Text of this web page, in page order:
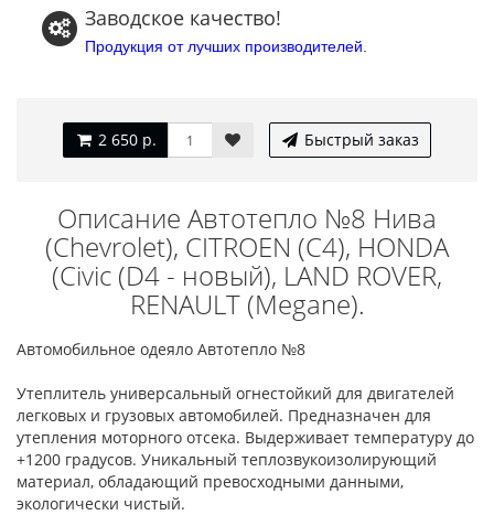
Заводское качество!
Продукция от лучших производителей.
2 650 р. Быстрый заказ
Описание Автотепло №8 Нива
(Chevrolet), CITROEN (С4), HONDA
(Civic (D4 - новый), LAND ROVER,
RENAULT (Megane).
Автомобильное одеяло Автотепло №8
Утеплитель универсальный огнестойкий для двигателей
легковых и грузовых автомобилей. Предназначен для
утепления моторного отсека. Выдерживает температуру до
+1200 градусов. Уникальный теплозвукоизолирующий
материал, обладающий превосходными данными,
экологически чистый.